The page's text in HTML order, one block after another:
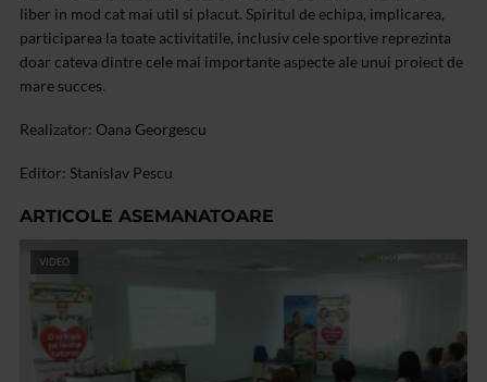
liber in mod cat mai util si placut. Spiritul de echipa, implicarea,
participarea la toate activitatile, inclusiv cele sportive reprezinta
doar cateva dintre cele mai importante aspecte ale unui proiect de
mare succes.
Realizator: Oana Georgescu
Editor: Stanislav Pescu
ARTICOLE ASEMANATOARE
VIDEO